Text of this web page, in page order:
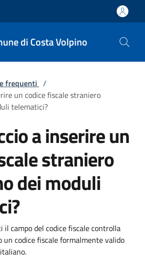
di Costa Volpino
pane
frequenti /
un codice fiscale straniero
telematici?
a inserire un
straniero
dei moduli
campo del codice fiscale controlla
codice fiscale formalmente valido